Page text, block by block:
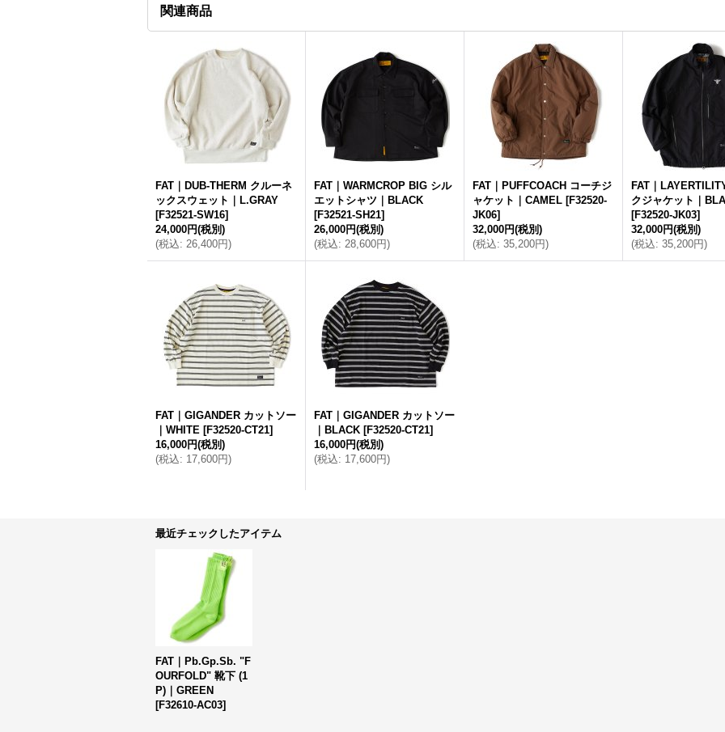
関連商品
FAT｜DUB-THERM クルーネ
ックスウェット｜L.GRAY
[F32521-SW16]
24,000円(税別)
(税込: 26,400円)
FAT｜WARMCROP BIG シル
エットシャツ｜BLACK
[F32521-SH21]
26,000円(税別)
(税込: 28,600円)
FAT｜PUFFCOACH コーチジ
ャケット｜CAMEL [F32520-
JK06]
32,000円(税別)
(税込: 35,200円)
FAT｜
クジャケット｜
[F32520-JK03]
32,000円(税別)
(税込: 35,200円)
FAT｜GIGANDER カットソー
｜WHITE [F32520-CT21]
16,000円(税別)
(税込: 17,600円)
FAT｜GIGANDER カットソー
｜BLACK [F32520-CT21]
16,000円(税別)
(税込: 17,600円)
最近チェックしたアイテム
FAT｜Pb.Gp.Sb. "F
OURFOLD" 靴下 (1
P)｜GREEN
[F32610-AC03]